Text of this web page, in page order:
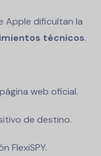
Apple dificultan la
técnicos.
web oficial.
de destino.
FlexiSPY.